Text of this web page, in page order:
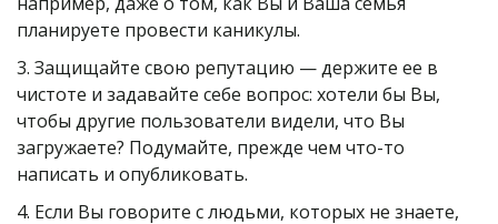
планируете провести каникулы.
3. Защищайте свою репутацию — держите ее в
чистоте и задавайте себе вопрос: хотели бы Вы,
чтобы другие пользователи видели, что Вы
загружаете? Подумайте, прежде чем что-то
написать и опубликовать.
4. Если Вы говорите с людьми, которых не знаете,